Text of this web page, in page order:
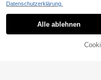
ZUM
Datenschutzerklärung.
Alle ablehnen